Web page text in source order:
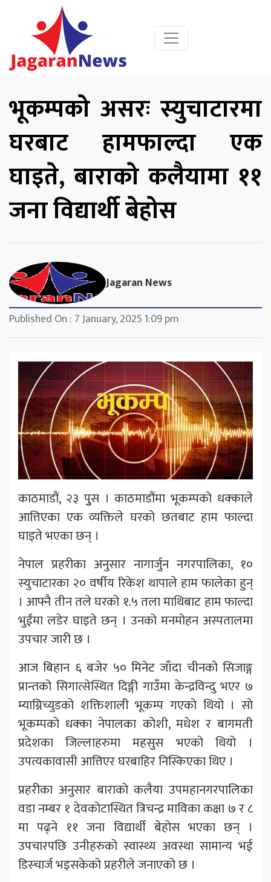
भूकम्पको असरः स्युचाटारमा
घरबाट हामफाल्दा एक
घाइते, बाराको कलैयामा ११
जना विद्यार्थी बेहोस
Jagaran News
Published On : 7 January, 2025 1:09 pm
काठमाडौं, २३ पुुुस । काठमाडौंमा भूकम्पको धक्काले
आत्तिएका एक व्यक्तिले घरको छतबाट हाम फाल्दा
घाइते भएका छन् ।
नेपाल प्रहरीका अनुसार नागार्जुन नगरपालिका, १०
स्युचाटारका २० वर्षीय रिकेश थापाले हाम फालेका हुन्
। आफ्नै तीन तले घरको १.५ तला माथिबाट हाम फाल्दा
भुईंमा लडेर घाइते छन् । उनको मनमोहन अस्पतालमा
उपचार जारी छ ।
आज बिहान ६ बजेर ५० मिनेट जाँदा चीनको सिजाङ्ग
प्रान्तको सिगात्सेस्थित दिङ्गी गाउँमा केन्द्रविन्दु भएर ७
म्याग्निच्युडको शक्तिशाली भूकम्प गएको थियो । सो
भूकम्पको धक्का नेपालका कोशी, मधेश र बागमती
प्रदेशका जिल्लाहरुमा महसुस भएको थियो ।
उपत्यकावासी आत्तिएर घरबाहिर निस्किएका थिए ।
प्रहरीका अनुसार बाराको कलैया उपमहानगरपालिका
वडा नम्बर १ देवकोटास्थित त्रिचन्द्र माविका कक्षा ७ र ८
मा पढ्ने ११ जना विद्यार्थी बेहोस भएका छन् ।
उपचारपछि उनीहरुको स्वास्थ्य अवस्था सामान्य भई
डिस्चार्ज भइसकेको प्रहरीले जनाएको छ ।